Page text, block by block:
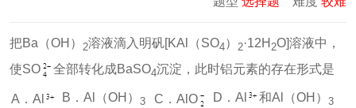
把Ba（OH） 2溶液滴入明矾[KAl（SO4） 2·12H 2O]溶液中，
使SO
全部转化成BaSO4沉淀，此时铝元素的存在形式是
A．Al B．Al（OH） 3 C．AlO D．Al 和Al（OH） 3